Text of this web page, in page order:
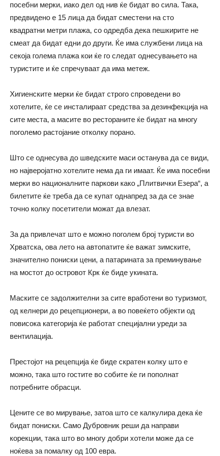
посебни мерки, иако дел од нив ќе бидат во сила. Така,
предвидено е 15 лица да бидат сместени на сто
квадратни метри плажа, со одредба дека пешкирите не
смеат да бидат едни до други. Ќе има службени лица на
секоја голема плажа кои ќе го следат однесувањето на
туристите и ќе спречуваат да има метеж.
Хигиенските мерки ќе бидат строго спроведени во
хотелите, ќе се инсталираат средства за дезинфекција на
сите места, а масите во рестораните ќе бидат на многу
поголемо растојание отколку порано.
Што се однесува до шведските маси останува да се види,
но најверојатно хотелите нема да ги имаат. Ќе има посебни
мерки во националните паркови како „Плитвички Езера“, а
билетите ќе треба да се купат однапред за да се знае
точно колку посетители можат да влезат.
За да привлечат што е можно поголем број туристи во
Хрватска, ова лето на автопатите ќе важат зимските,
значително пониски цени, а патарината за преминување
на мостот до островот Крк ќе биде укината.
Маските се задолжителни за сите вработени во туризмот,
од келнери до рецепционери, а во повеќето објекти од
повисока категорија ќе работат специјални уреди за
вентилација.
Престојот на рецепција ќе биде скратен колку што е
можно, така што гостите во собите ќе ги пополнат
потребните обрасци.
Цените се во мирување, затоа што се калкулира дека ќе
бидат пониски. Само Дубровник реши да направи
корекции, така што во многу добри хотели може да се
ноќева за помалку од 100 евра.